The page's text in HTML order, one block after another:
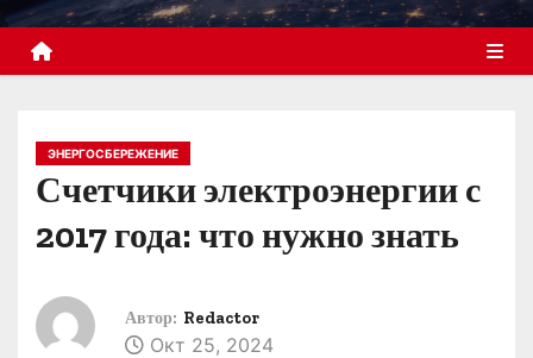
с
ЭНЕРГОСБЕРЕЖЕНИЕ
Счетчики электроэнергии с
2017 года: что нужно знать
Автор: Redactor
Окт 25, 2024